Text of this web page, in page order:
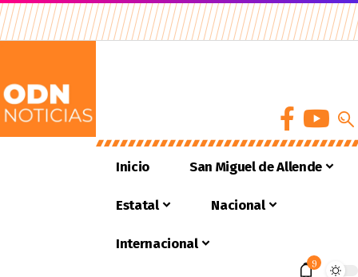
Inicio San Miguel de Allende
Estatal Nacional
Internacional
9